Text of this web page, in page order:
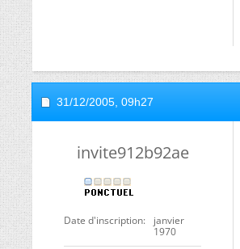
31/12/2005, 09h27
invite912b92ae
Date d'inscription
janvier
1970